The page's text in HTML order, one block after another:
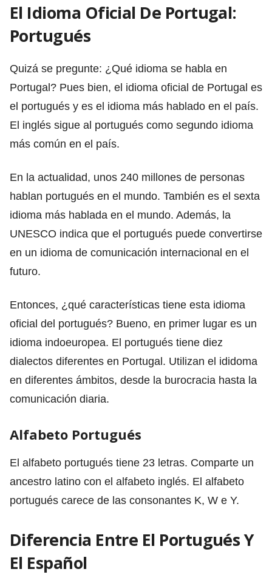
El Idioma Oficial De Portugal:
Portugués
Quizá se pregunte: ¿Qué idioma se habla en
Portugal? Pues bien, el idioma oficial de Portugal es
el portugués y es el idioma más hablado en el país.
El inglés sigue al portugués como segundo idioma
más común en el país.
En la actualidad, unos 240 millones de personas
hablan portugués en el mundo. También es el sexta
idioma más hablada en el mundo. Además, la
UNESCO indica que el portugués puede convertirse
en un idioma de comunicación internacional en el
futuro.
Entonces, ¿qué características tiene esta idioma
oficial del portugués? Bueno, en primer lugar es un
idioma indoeuropea. El portugués tiene diez
dialectos diferentes en Portugal. Utilizan el ididoma
en diferentes ámbitos, desde la burocracia hasta la
comunicación diaria.
Alfabeto Portugués
El alfabeto portugués tiene 23 letras. Comparte un
ancestro latino con el alfabeto inglés. El alfabeto
portugués carece de las consonantes K, W e Y.
Diferencia Entre El Portugués Y
El Español